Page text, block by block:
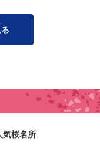
気桜名所